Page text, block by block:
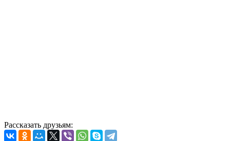
Рассказать друзьям: